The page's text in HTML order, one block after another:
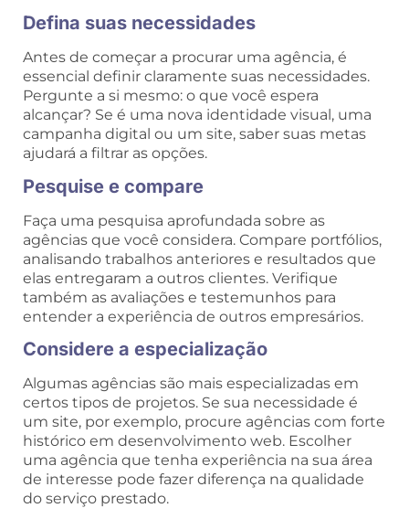
Defina suas necessidades
Antes de começar a procurar uma agência, é
essencial definir claramente suas necessidades.
Pergunte a si mesmo: o que você espera
alcançar? Se é uma nova identidade visual, uma
campanha digital ou um site, saber suas metas
ajudará a filtrar as opções.
Pesquise e compare
Faça uma pesquisa aprofundada sobre as
agências que você considera. Compare portfólios,
analisando trabalhos anteriores e resultados que
elas entregaram a outros clientes. Verifique
também as avaliações e testemunhos para
entender a experiência de outros empresários.
Considere a especialização
Algumas agências são mais especializadas em
certos tipos de projetos. Se sua necessidade é
um site, por exemplo, procure agências com forte
histórico em desenvolvimento web. Escolher
uma agência que tenha experiência na sua área
de interesse pode fazer diferença na qualidade
do serviço prestado.